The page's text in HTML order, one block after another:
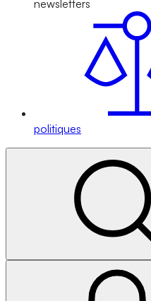
newsletters
politiques